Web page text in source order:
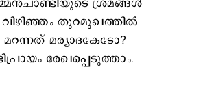
ശ്രമങ്ങള്‍
തുറമുഖത്തില്‍
മര്യാദകേടോ?
രേഖപ്പെടുത്താം.